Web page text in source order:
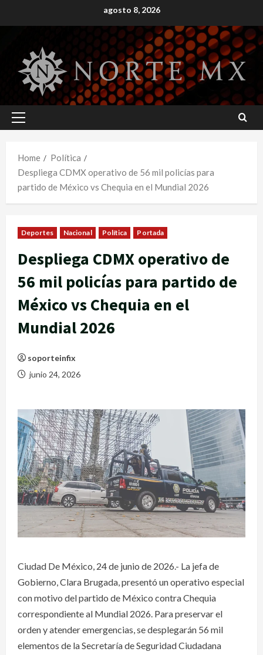
to
agosto 8, 2026
Primary
Home
Política
Despliega CDMX operativo de 56 mil policías para
partido de México vs Chequia en el Mundial 2026
Deportes Nacional Política Portada
Despliega CDMX operativo de
56 mil policías para partido de
México vs Chequia en el
Mundial 2026
soporteinfix
junio 24, 2026
Ciudad De México, 24 de junio de 2026.- La jefa de
Gobierno, Clara Brugada, presentó un operativo especial
con motivo del partido de México contra Chequia
correspondiente al Mundial 2026. Para preservar el
orden y atender emergencias, se desplegarán 56 mil
elementos de la Secretaría de Seguridad Ciudadana